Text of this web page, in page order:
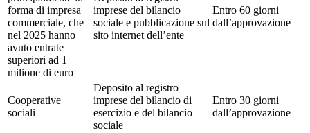
forma di impresa
commerciale, che
nel 2025 hanno
avuto entrate
superiori ad 1
milione di euro
imprese del bilancio
sociale e pubblicazione sul
sito internet dell’ente
Entro 60 giorni
dall’approvazione
Cooperative
sociali
Deposito al registro
imprese del bilancio di
esercizio e del bilancio
sociale
Entro 30 giorni
dall’approvazione